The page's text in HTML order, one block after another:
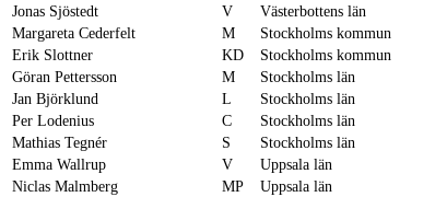
Jonas Sjöstedt
V Västerbottens län
Margareta Cederfelt
M Stockholms kommun
Erik Slottner
KD Stockholms kommun
Göran Pettersson
M Stockholms län
Jan Björklund
L Stockholms län
Per Lodenius
C Stockholms län
Mathias Tegnér
S Stockholms län
Emma Wallrup
V Uppsala län
Niclas Malmberg
MP Uppsala län